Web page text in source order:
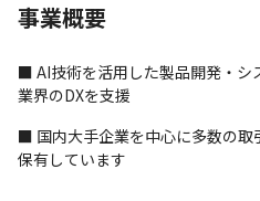
事業概要
■ AI技術を活用した製品開発・シ
業界のDXを支援
■ 国内大手企業を中心に多数の取
保有しています